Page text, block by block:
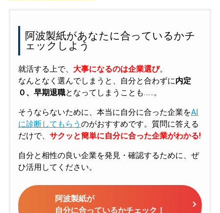
阿波製紙があなたに合っているかチ
ェックしよう
就活する上で、 大事になるのは企業選び。
なんとなく選んでしまうと、自分と合わずに内定
０、早期退職となってしまうことも……。
そうならないために、本当に自分に合った企業をAI
に診断してもらう のがおすすめです。質問に答える
だけで、 サクッと簡単に自分に合った企業がわかる!
自分と相性の良い企業を発見・確認するために、ぜ
ひ活用してください。
阿波製紙が
自分に合っているかチェック！